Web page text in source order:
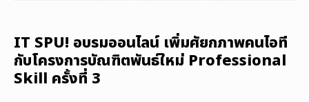
IT SPU! อบรมออนไลน์ เพิ่มศัยกภาพคนไอที
กับโครงการบัณฑิตพันธ์ใหม่ Professional
Skill ครั้งที่ 3